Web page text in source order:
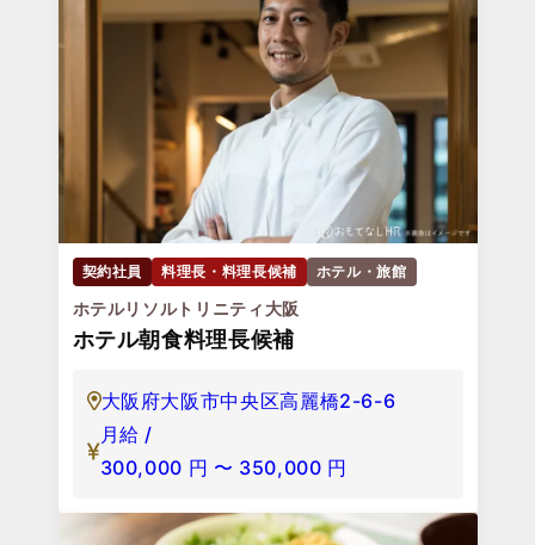
契約社員 料理長・料理長候補 ホテル・旅館
ホテルリソルトリニティ大阪
ホテル朝食料理長候補
大阪府大阪市中央区高麗橋2-6-6
月給 /
300,000 円 〜 350,000 円